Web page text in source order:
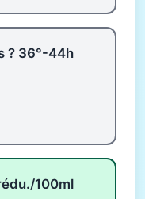
? 36°-44h
100ml